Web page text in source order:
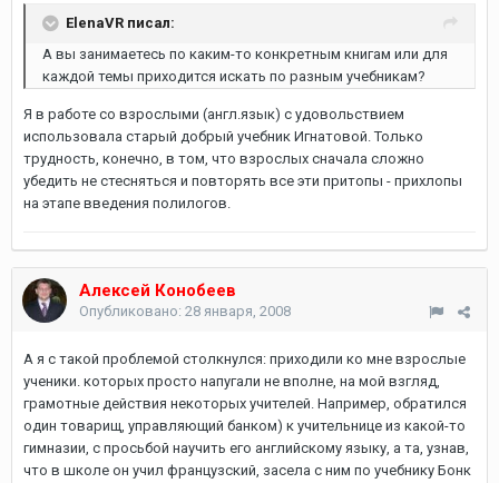
ElenaVR писал:
А вы занимаетесь по каким-то конкретным книгам или для
каждой темы приходится искать по разным учебникам?
Я в работе со взрослыми (англ.язык) с удовольствием
использовала старый добрый учебник Игнатовой. Только
трудность, конечно, в том, что взрослых сначала сложно
убедить не стесняться и повторять все эти притопы - прихлопы
на этапе введения полилогов.
Алексей Конобеев
Опубликовано: 28 января, 2008
А я с такой проблемой столкнулся: приходили ко мне взрослые
ученики. которых просто напугали не вполне, на мой взгляд,
грамотные действия некоторых учителей. Например, обратился
один товарищ, управляющий банком) к учительнице из какой-то
гимназии, с просьбой научить его английскому языку, а та, узнав,
что в школе он учил французский, засела с ним по учебнику Бонк